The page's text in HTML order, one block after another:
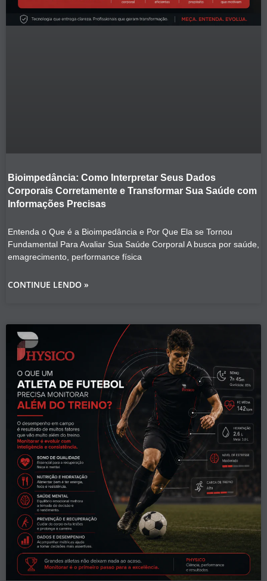
Bioimpedância: Como Interpretar Seus Dados
Corporais Corretamente e Transformar Sua Saúde com
Informações Precisas
Entenda o Que é a Bioimpedância e Por Que Ela se Tornou
Fundamental Para Avaliar Sua Saúde Corporal A busca por saúde,
emagrecimento, performance física
CONTINUE LENDO »